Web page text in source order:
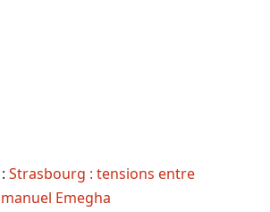
Strasbourg : tensions entre
Emegha